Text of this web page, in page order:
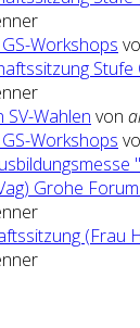
Workshops
Stufe
Wahlen von
Workshops
Grohe
(Frau